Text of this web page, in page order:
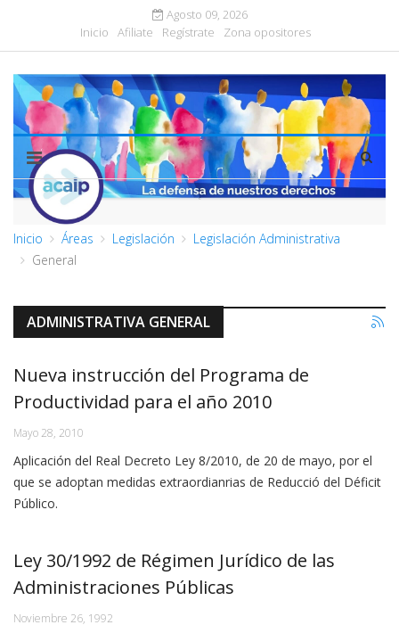
Agosto 09, 2026
Inicio
Afiliate Regístrate Zona opositores
Inicio Áreas Legislación
Legislación Administrativa
General
ADMINISTRATIVA GENERAL
Nueva instrucción del Programa de
Productividad para el año 2010
Mayo 28, 2010
Aplicación del Real Decreto Ley 8/2010, de 20 de mayo, por el
que se adoptan medidas extraordianrias de Reducció del Déficit
Público.
Ley 30/1992 de Régimen Jurídico de las
Administraciones Públicas
Noviembre 26, 1992